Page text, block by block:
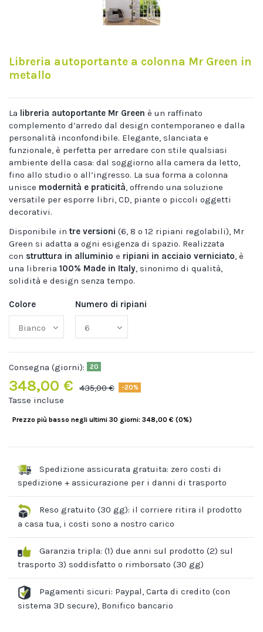
Libreria autoportante a colonna Mr Green in
metallo
La libreria autoportante Mr Green è un raffinato
complemento d’arredo dal design contemporaneo e dalla
personalità inconfondibile. Elegante, slanciata e
funzionale, è perfetta per arredare con stile qualsiasi
ambiente della casa: dal soggiorno alla camera da letto,
fino allo studio o all’ingresso. La sua forma a colonna
unisce modernità e praticità, offrendo una soluzione
versatile per esporre libri, CD, piante o piccoli oggetti
decorativi.
Disponibile in tre versioni (6, 8 o 12 ripiani regolabili), Mr
Green si adatta a ogni esigenza di spazio. Realizzata
con struttura in alluminio e ripiani in acciaio verniciato, è
una libreria 100% Made in Italy, sinonimo di qualità,
solidità e design senza tempo.
Colore Numero di ripiani
Consegna (giorni): 20
348,00 € 435,00 € -20%
Tasse incluse
Prezzo più basso negli ultimi 30 giorni: 348,00 € (0%)
Spedizione assicurata gratuita: zero costi di
spedizione + assicurazione per i danni di trasporto
Reso gratuito (30 gg): il corriere ritira il prodotto
a casa tua, i costi sono a nostro carico
Garanzia tripla: (1) due anni sul prodotto (2) sul
trasporto 3) soddisfatto o rimborsato (30 gg)
Pagamenti sicuri: Paypal, Carta di credito (con
sistema 3D secure), Bonifico bancario